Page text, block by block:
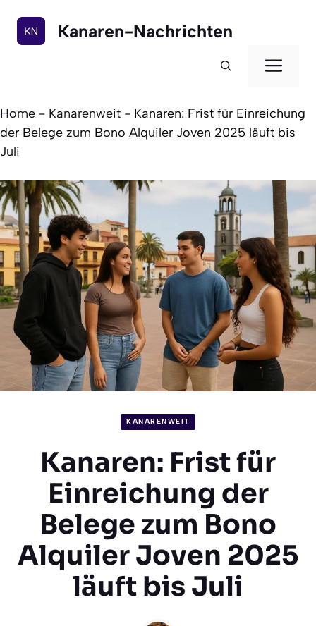
Inhalt
springen
Kanaren-Nachrichten
Home - Kanarenweit - Kanaren: Frist für Einreichung
der Belege zum Bono Alquiler Joven 2025 läuft bis
Juli
KANARENWEIT
Kanaren: Frist für
Einreichung der
Belege zum Bono
Alquiler Joven 2025
läuft bis Juli